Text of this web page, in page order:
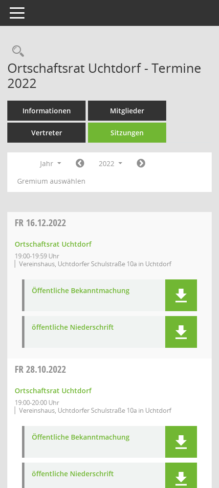
Toggle navigation
Rechercheauswahl
Ortschaftsrat Uchtdorf - Termine
2022
Informationen Mitglieder
Vertreter Sitzungen
Jahr
2022
Gremium auswählen
FR 16.12.2022
Ortschaftsrat Uchtdorf
19:00-19:59 Uhr
Vereinshaus, Uchtdorfer Schulstraße 10a in Uchtdorf
Öffentliche Bekanntmachung
öffentliche Niederschrift
FR28.10.2022
Ortschaftsrat Uchtdorf
19:00-20:00 Uhr
Vereinshaus, Uchtdorfer Schulstraße 10a in Uchtdorf
Öffentliche Bekanntmachung
öffentliche Niederschrift